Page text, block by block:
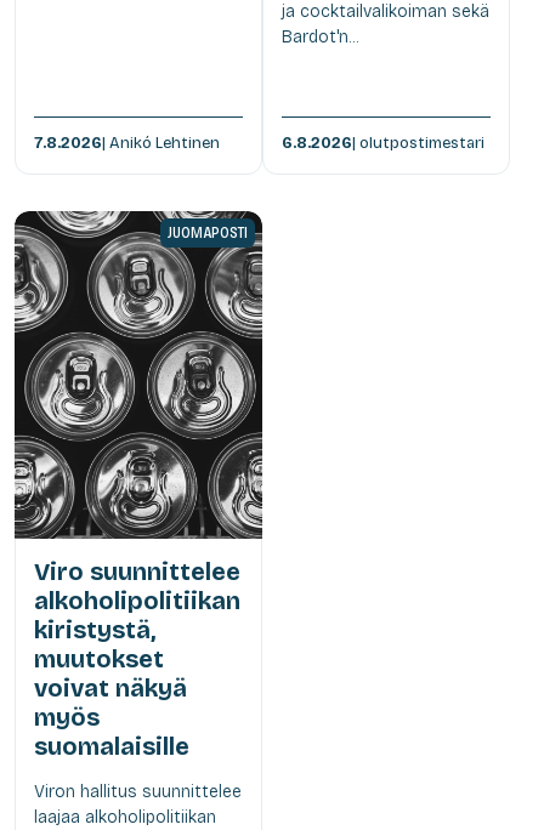
7.8.2026| Anikó Lehtinen
ja cocktailvalikoiman sekä
Bardot'n...
6.8.2026| olutpostimestari
JUOMAPOSTI
Viro suunnittelee
alkoholipolitiikan
kiristystä,
muutokset
voivat näkyä
myös
suomalaisille
Viron hallitus suunnittelee
laajaa alkoholipolitiikan